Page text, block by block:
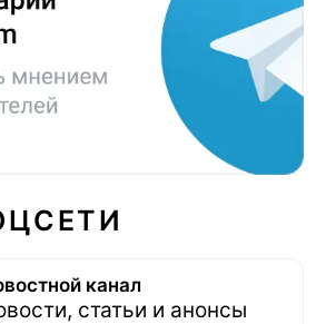
канал
статьи и анонсы